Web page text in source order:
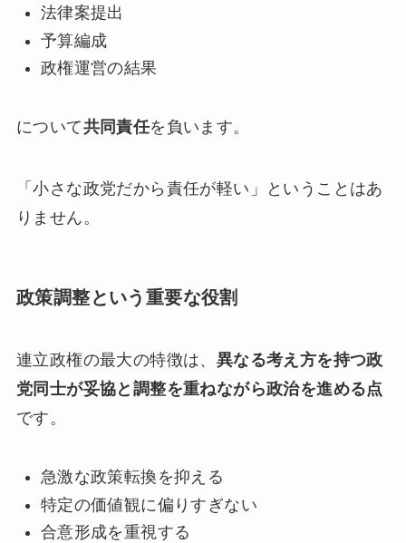
法律案提出
予算編成
政権運営の結果
について共同責任を負います。
「小さな政党だから責任が軽い」ということはあ
りません。
政策調整という重要な役割
連立政権の最大の特徴は、 異なる考え方を持つ政
党同士が妥協と調整を重ねながら政治を進める点
です。
急激な政策転換を抑える
特定の価値観に偏りすぎない
合意形成を重視する